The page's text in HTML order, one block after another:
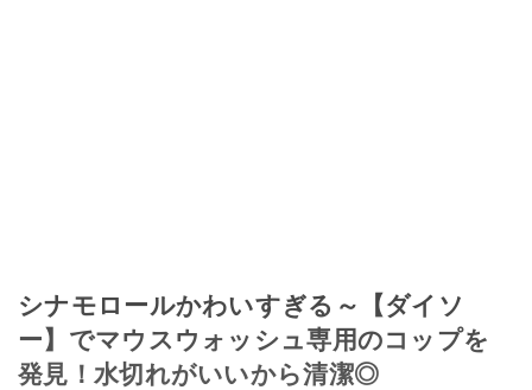
シナモロールかわいすぎる～【ダイソ
ー】でマウスウォッシュ専用のコップを
発見！水切れがいいから清潔◎